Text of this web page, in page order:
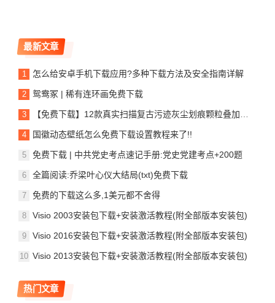
最新文章
怎么给安卓手机下载应用?多种下载方法及安全指南详解
鸳鸯冢 | 稀有连环画免费下载
【免费下载】12款真实扫描复古污迹灰尘划痕颗粒叠加JPG背景肌理图片12 Scanner Dirt Textures
国徽动态壁纸怎么免费下载设置教程来了!!
免费下载 | 中共党史考点速记手册:党史党建考点+200题
全篇阅读:乔梁叶心仪大结局(txt)免费下载
免费的下载这么多,1美元都不舍得
Visio 2003安装包下载+安装激活教程(附全部版本安装包)
Visio 2016安装包下载+安装激活教程(附全部版本安装包)
Visio 2013安装包下载+安装激活教程(附全部版本安装包)
热门文章